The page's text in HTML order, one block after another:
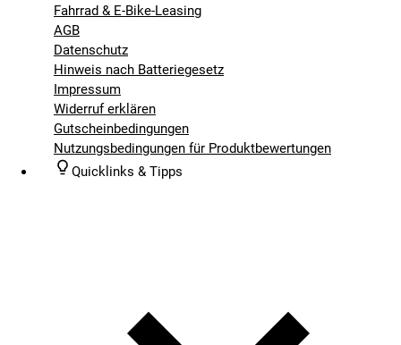
Fahrrad & E-Bike-Leasing
AGB
Datenschutz
Hinweis nach Batteriegesetz
Impressum
Widerruf erklären
Gutscheinbedingungen
Nutzungsbedingungen für Produktbewertungen
Quicklinks & Tipps